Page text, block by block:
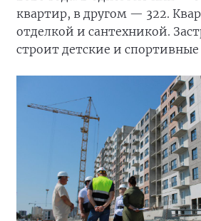
квартир, в другом — 322.
отделкой и сантехникой.
строит детские и